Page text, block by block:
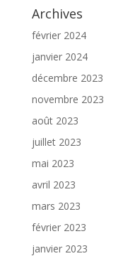
Archives
février 2024
janvier 2024
décembre 2023
novembre 2023
août 2023
juillet 2023
mai 2023
avril 2023
mars 2023
février 2023
janvier 2023